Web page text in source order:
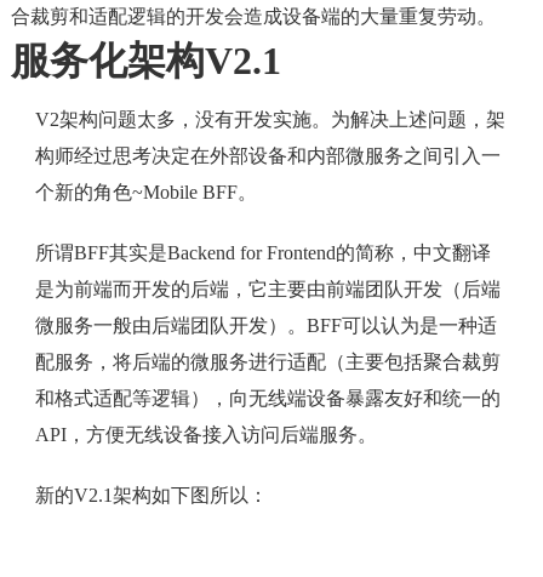
合裁剪和适配逻辑的开发会造成设备端的大量重复劳动。
服务化架构V2.1
V2架构问题太多，没有开发实施。为解决上述问题，架
构师经过思考决定在外部设备和内部微服务之间引入一
个新的角色~Mobile BFF。
所谓BFF其实是Backend for Frontend的简称，中文翻译
是为前端而开发的后端，它主要由前端团队开发（后端
微服务一般由后端团队开发）。BFF可以认为是一种适
配服务，将后端的微服务进行适配（主要包括聚合裁剪
和格式适配等逻辑），向无线端设备暴露友好和统一的
API，方便无线设备接入访问后端服务。
新的V2.1架构如下图所以：